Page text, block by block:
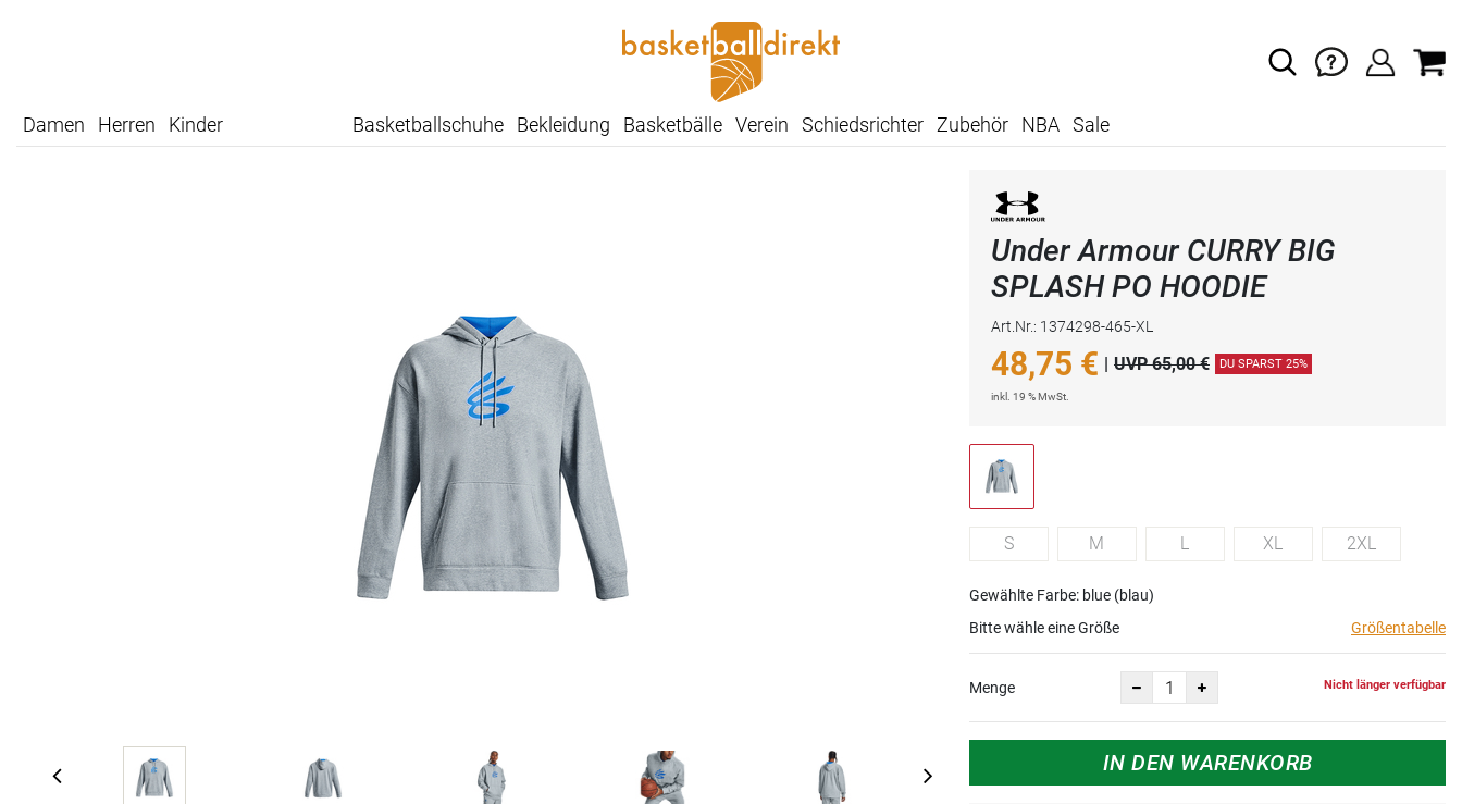
Damen Herren Kinder Basketballschuhe Bekleidung Basketbälle Verein Schiedsrichter Zubehör NBA Sale
Under Armour CURRY BIG
SPLASH PO HOODIE
Art.Nr.: 1374298-465-XL
48,75 € | UVP 65,00 € DU SPARST 25%
inkl. 19 % MwSt.
S M L XL 2XL
Gewählte Farbe: blue (blau)
Bitte wähle eine Größe
Größentabelle
Menge Nicht länger verfügbar
IN DEN WARENKORB